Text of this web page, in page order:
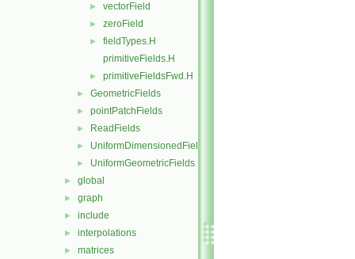
► vectorField
► zeroField
►
fieldTypes.H
primitiveFields.H
► primitiveFieldsFwd.H
► GeometricFields
► pointPatchFields
► ReadFields
► UniformDimensionedFields
► UniformGeometricFields
► global
► graph
► include
► interpolations
► matrices